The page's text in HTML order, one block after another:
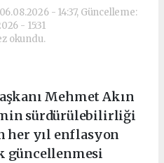
- 14:37, Güncelleme:
- 15:31
okundu.
Mehmet Akın
sürdürülebilirliği
yıl enflasyon
güncellenmesi